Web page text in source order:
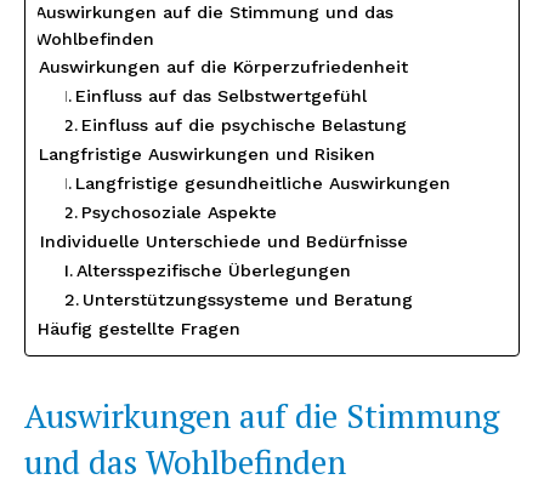
Auswirkungen auf die Stimmung und das
Wohlbefinden
Auswirkungen auf die Körperzufriedenheit
Einfluss auf das Selbstwertgefühl
Einfluss auf die psychische Belastung
Langfristige Auswirkungen und Risiken
Langfristige gesundheitliche Auswirkungen
Psychosoziale Aspekte
Individuelle Unterschiede und Bedürfnisse
Altersspezifische Überlegungen
Unterstützungssysteme und Beratung
Häufig gestellte Fragen
Auswirkungen auf die Stimmung
und das Wohlbefinden